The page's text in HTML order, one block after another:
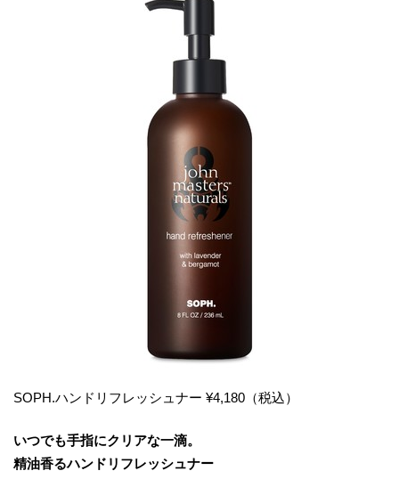
SOPH.ハンドリフレッシュナー ¥4,180（税込）
いつでも手指にクリアな一滴。
精油香るハンドリフレッシュナー